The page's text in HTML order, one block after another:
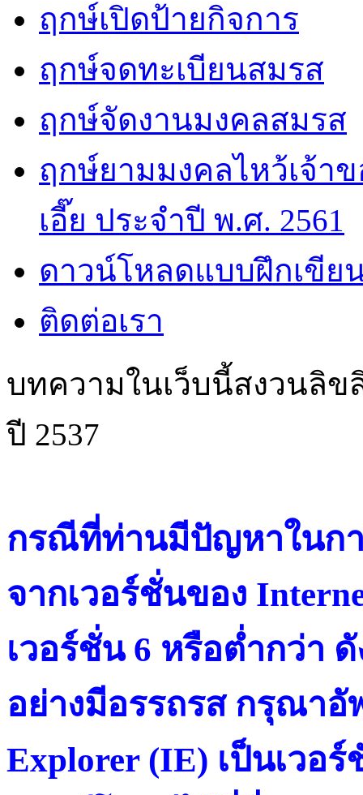
ฤกษ์เปิดป้ายกิจการ
ฤกษ์จดทะเบียนสมรส
ฤกษ์จัดงานมงคลสมรส
ฤกษ์ยามมงคลไหว้เจ้า
เอี๊ย ประจำปี พ.ศ. 2561
ดาวน์โหลดแบบฝึกเขีย
ติดต่อเรา
บทความในเว็บนี้สงวนลิ
ปี 2537
กรณีที่ท่านมีปัญหาในกา
จากเวอร์ชั่นของ
เวอร์ชั่น 6 หรือต่ำกว่า
อย่างมีอรรถรส กรุณาอั
Explorer (IE) เป็นเวอ